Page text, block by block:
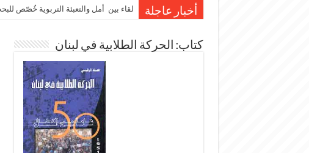
أخبار عاجلة لقاء بين أمل والتعبئة التربوية خُصّص
كتاب: الحركة الطلابية في لبنان